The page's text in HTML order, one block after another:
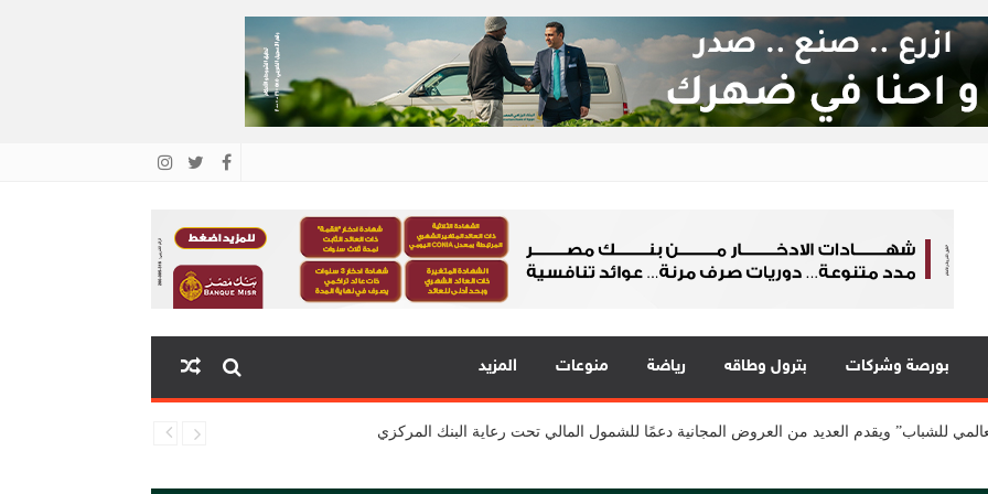
24
في قلب الحدث
بورصة وشركات بترول وطاقه رياضة منوعات المزيد و«التوكيل دوت كوم» تعلنان شراكة لشراء سيارات ميتسوبيشي أونلاين
للشباب” ويقدم العديد من العروض المجانية دعمًا للشمول المالي تحت رعاية البنك المركزي